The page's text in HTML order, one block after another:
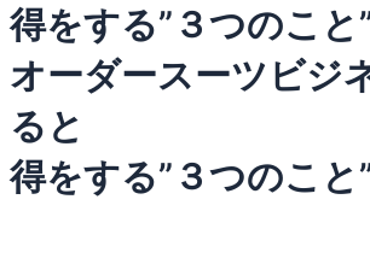
得をする”３つのこと
オーダースーツビジ
ると
得をする”３つのこと